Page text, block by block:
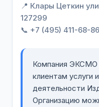
📍 Клары Цеткин
127299
📞 +7 (495) 411-68-86
Компания ЭКСМО
клиентам услуги
деятельности
Организацию